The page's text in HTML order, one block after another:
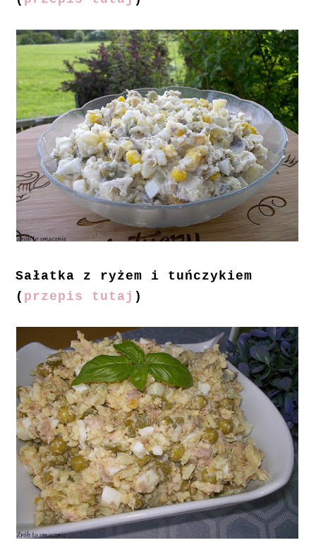
Sałatka z ryżem i tuńczykiem
( przepis tutaj )